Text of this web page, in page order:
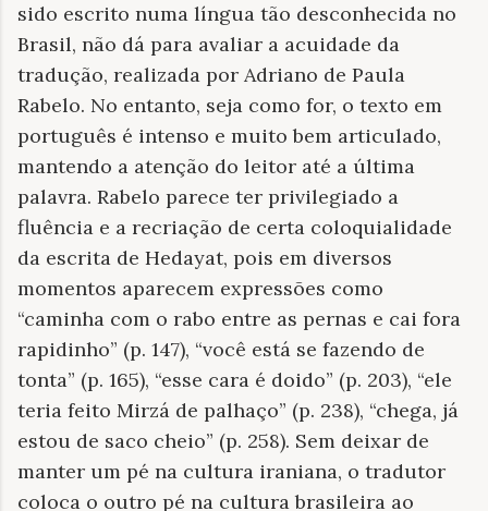
sido escrito numa língua tão desconhecida no
Brasil, não dá para avaliar a acuidade da
tradução, realizada por Adriano de Paula
Rabelo. No entanto, seja como for, o texto em
português é intenso e muito bem articulado,
mantendo a atenção do leitor até a última
palavra. Rabelo parece ter privilegiado a
fluência e a recriação de certa coloquialidade
da escrita de Hedayat, pois em diversos
momentos aparecem expressões como
“caminha com o rabo entre as pernas e cai fora
rapidinho” (p. 147), “você está se fazendo de
tonta” (p. 165), “esse cara é doido” (p. 203), “ele
teria feito Mirzá de palhaço” (p. 238), “chega, já
estou de saco cheio” (p. 258). Sem deixar de
manter um pé na cultura iraniana, o tradutor
coloca o outro pé na cultura brasileira ao